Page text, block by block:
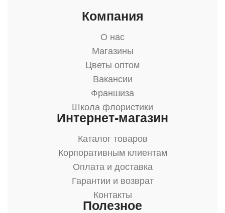
Компания
О нас
Магазины
Цветы оптом
Вакансии
Франшиза
Школа флористики
Интернет-магазин
Каталог товаров
Корпоративным клиентам
Оплата и доставка
Гарантии и возврат
Контакты
Полезное